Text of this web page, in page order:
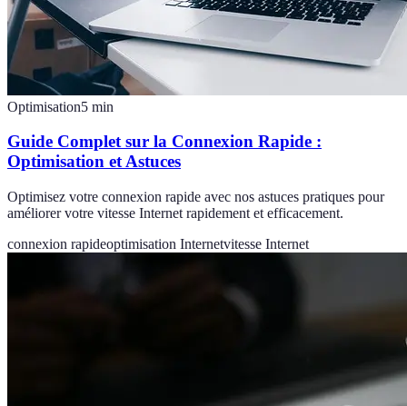
Optimisation5 min
Guide Complet sur la Connexion Rapide :
Optimisation et Astuces
Optimisez votre connexion rapide avec nos astuces pratiques pour
améliorer votre vitesse Internet rapidement et efficacement.
connexion rapideoptimisation Internetvitesse Internet